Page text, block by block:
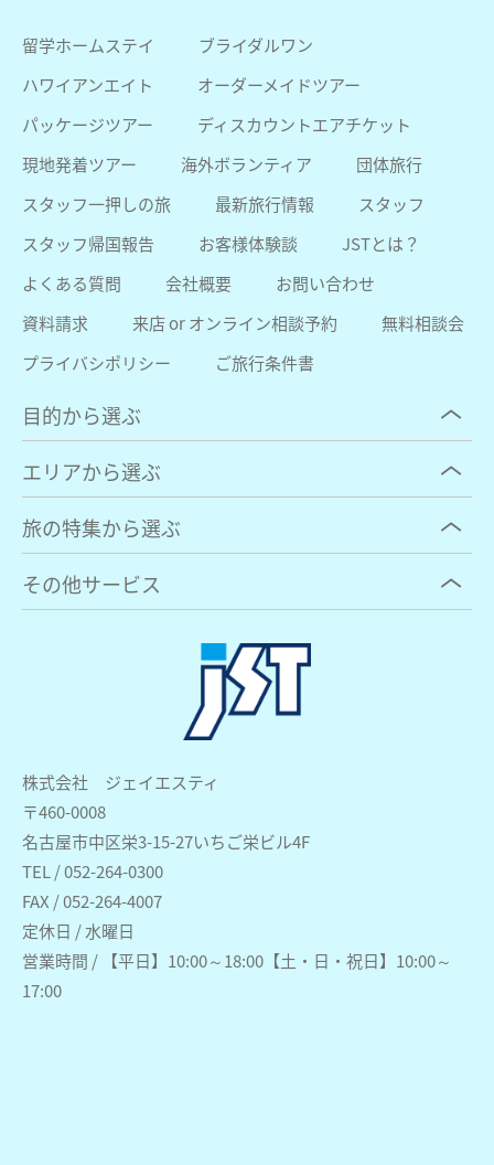
株式会社 ジェイエスティ
〒460-0008
名古屋市中区栄3-15-27いちご栄ビル4F
TEL / 052-264-0300
FAX / 052-264-4007
定休日 / 水曜日
営業時間 / 【平日】10:00～18:00【土・日・祝日】10:00～
17:00
留学ホームステイ
ブライダルワン
ハワイアンエイト
オーダーメイドツアー
パッケージツアー
ディスカウントエアチケット
現地発着ツアー
海外ボランティア
団体旅行
スタッフ一押しの旅
最新旅行情報
スタッフ
スタッフ帰国報告
お客様体験談
JSTとは？
よくある質問
会社概要
お問い合わせ
資料請求
来店 or オンライン相談予約
無料相談会
プライバシポリシー
ご旅行条件書
目的から選ぶ
エリアから選ぶ
旅の特集から選ぶ
その他サービス